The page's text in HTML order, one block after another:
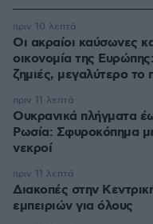
Οι ακραίοι καύσωνες
οικονομία της
ζημιές, μεγαλύτερο
πριν 10 λεπτά
Ουκρανικά πλήγματα
Ρωσία: Σφυροκόπημα
νεκροί
πριν 11 λεπτά
Διακοπές στην
εμπειριών για όλους
πριν 11 λεπτά